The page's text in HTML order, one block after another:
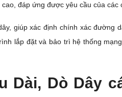
đáp ứng được yêu cầu của các
giúp xác định chính xác
lắp đặt và bảo trì hệ thống
Dài, Dò Dây